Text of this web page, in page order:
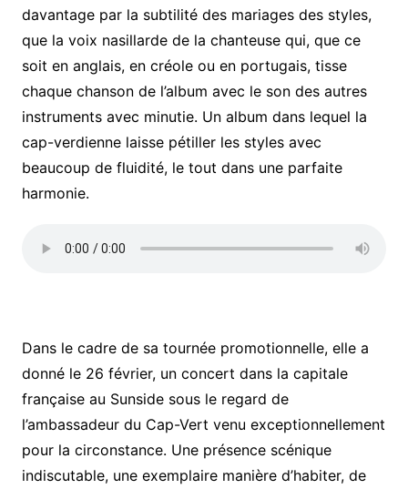
davantage par la subtilité des mariages des styles,
que la voix nasillarde de la chanteuse qui, que ce
soit en anglais, en créole ou en portugais, tisse
chaque chanson de l’album avec le son des autres
instruments avec minutie. Un album dans lequel la
cap-verdienne laisse pétiller les styles avec
beaucoup de fluidité, le tout dans une parfaite
harmonie.
Dans le cadre de sa tournée promotionnelle, elle a
donné le 26 février, un concert dans la capitale
française au Sunside sous le regard de
l’ambassadeur du Cap-Vert venu exceptionnellement
pour la circonstance. Une présence scénique
indiscutable, une exemplaire manière d’habiter, de